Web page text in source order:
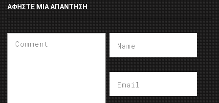
ΑΦΉΣΤΕ ΜΙΑ ΑΠΆΝΤΗΣΗ